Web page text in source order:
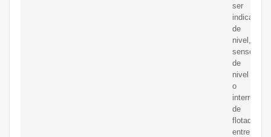
ser
de
nivel,
sensores
de
nivel
o
de
flotador,
entre